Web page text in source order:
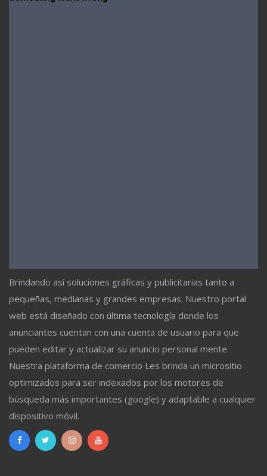
Brindando así soluciones gráficas y publicitarias tanto a
pequeñas, medianas y grandes empresas. Nuestro portal
web está diseñado con última tecnología donde los
anunciantes cuentan con una cuenta de usuario para que
pueden editar y actualizar su anuncio personal mente.
Nuestra plataforma de comercio Les brinda un micrositio
optimizados para ser indexados por los motores de
búsqueda más importantes (google) y adaptable a cualquier
dispositivo móvil.